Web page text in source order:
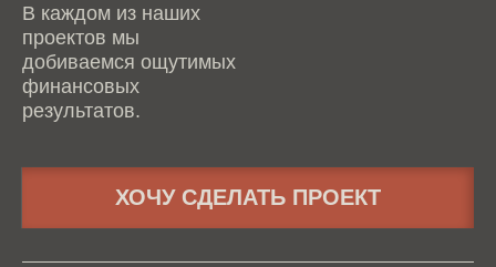
В каждом из наших
проектов мы
добиваемся ощутимых
финансовых
результатов.
ХОЧУ СДЕЛАТЬ ПРОЕКТ